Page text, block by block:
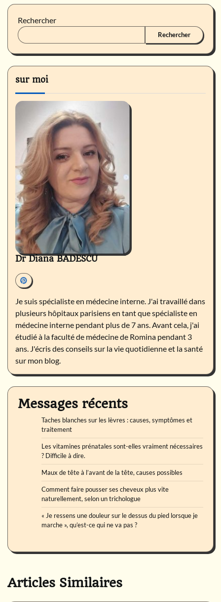
Rechercher
Rechercher
sur moi
Dr Diana BADESCU
Je suis spécialiste en médecine interne. J'ai travaillé dans
plusieurs hôpitaux parisiens en tant que spécialiste en
médecine interne pendant plus de 7 ans. Avant cela, j'ai
étudié à la faculté de médecine de Romina pendant 3
ans. J'écris des conseils sur la vie quotidienne et la santé
sur mon blog.
Messages récents
Taches blanches sur les lèvres : causes, symptômes et
traitement
Les vitamines prénatales sont-elles vraiment nécessaires
? Difficile à dire.
Maux de tête à l’avant de la tête, causes possibles
Comment faire pousser ses cheveux plus vite
naturellement, selon un trichologue
« Je ressens une douleur sur le dessus du pied lorsque je
marche », qu’est-ce qui ne va pas ?
Articles Similaires